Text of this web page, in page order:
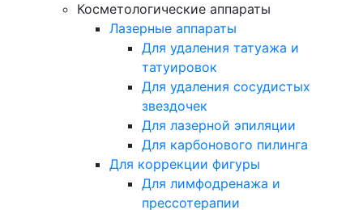
Косметологические аппараты
Лазерные аппараты
Для удаления татуажа и
татуировок
Для удаления сосудистых
звездочек
Для лазерной эпиляции
Для карбонового пилинга
Для коррекции фигуры
Для лимфодренажа и
прессотерапии